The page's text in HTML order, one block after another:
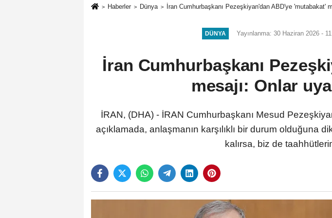
Haberler Dünya İran Cumhurbaşkanı Pezeşkiyan'dan ABD'ye 'mutabakat'
DÜNYA Yayınlanma: 30 Haziran 2026 -
İran Cumhurbaşkanı
mesajı: Onlar
İRAN, (DHA) - İRAN Cumhurbaşkanı Mesud
açıklamada, anlaşmanın karşılıklı bir durum olduğuna
kalırsa, biz de